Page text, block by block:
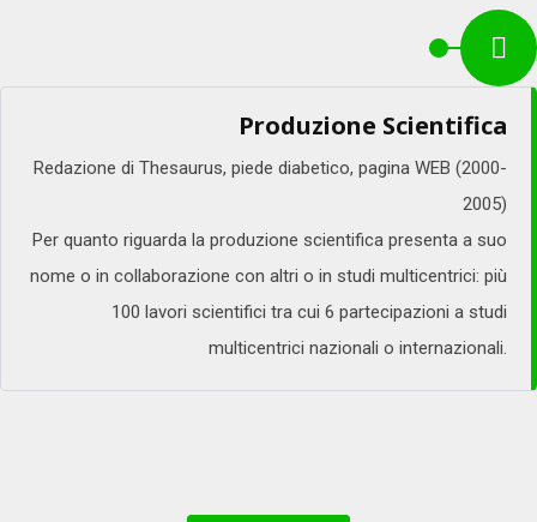
Produzione Scientifica
Redazione di Thesaurus, piede diabetico, pagina WEB (2000-
2005)
Per quanto riguarda la produzione scientifica presenta a suo
nome o in collaborazione con altri o in studi multicentrici: più
100 lavori scientifici tra cui 6 partecipazioni a studi
multicentrici nazionali o internazionali.